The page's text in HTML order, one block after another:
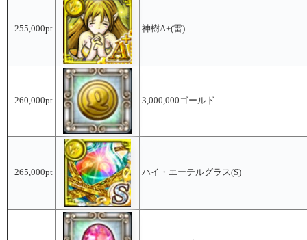
255,000pt 神樹A+(雷)
260,000pt 3,000,000ゴールド
265,000pt ハイ・エーテルグラス(S)